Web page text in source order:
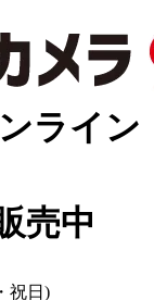
ライン
売中
祝日)